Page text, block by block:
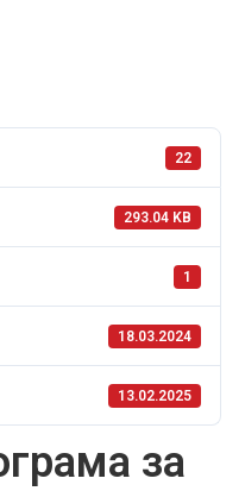
22
293.04 KB
1
18.03.2024
13.02.2025
за